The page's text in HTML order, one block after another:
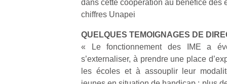
dans cette coopération au bénéfice des
chiffres Unapei
QUELQUES TEMOIGNAGES DE
« Le fonctionnement des IME a
s’externaliser, à prendre une place
les écoles et à assouplir leur